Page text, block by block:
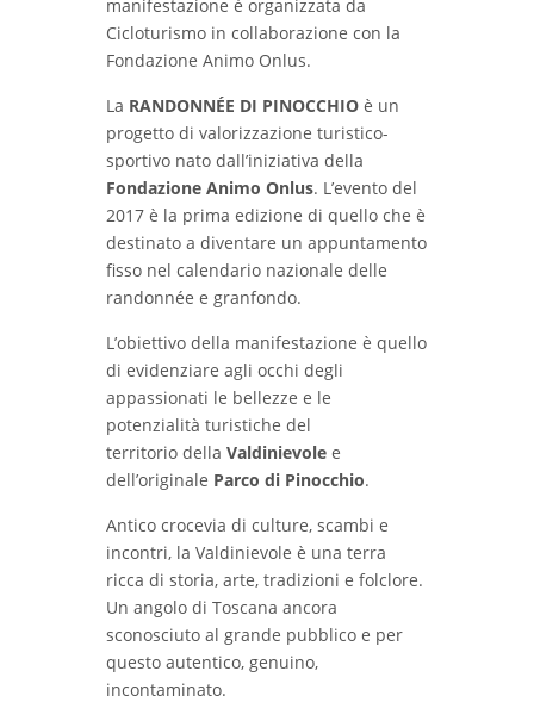
manifestazione è organizzata da
Cicloturismo in collaborazione con la
Fondazione Animo Onlus.
La RANDONNÉE DI PINOCCHIO è un
progetto di valorizzazione turistico-
sportivo nato dall’iniziativa della
Fondazione Animo Onlus. L’evento del
2017 è la prima edizione di quello che è
destinato a diventare un appuntamento
fisso nel calendario nazionale delle
randonnée e granfondo.
L’obiettivo della manifestazione è quello
di evidenziare agli occhi degli
appassionati le bellezze e le
potenzialità turistiche del
territorio della Valdinievole e
dell’originale Parco di Pinocchio.
Antico crocevia di culture, scambi e
incontri, la Valdinievole è una terra
ricca di storia, arte, tradizioni e folclore.
Un angolo di Toscana ancora
sconosciuto al grande pubblico e per
questo autentico, genuino,
incontaminato.